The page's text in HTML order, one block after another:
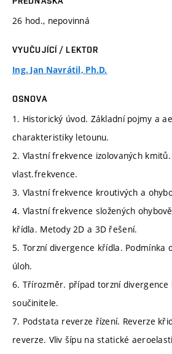
26 hod., nepovinná
VYUČUJÍCÍ / LEKTOR
Ing. Jan Navrátil, Ph.D.
OSNOVA
1. Historický úvod. Základní pojmy a
charakteristiky letounu.
2. Vlastní frekvence izolovaných
vlast.frekvence.
3. Vlastní frekvence kroutivých a
4. Vlastní frekvence složených
křídla. Metody 2D a 3D řešení.
5. Torzní divergence křídla. Podmínka
úloh.
6. Třírozměr. případ torzní divergence
součinitele.
7. Podstata reverze řízení. Reverze
reverze. Vliv šípu na statické